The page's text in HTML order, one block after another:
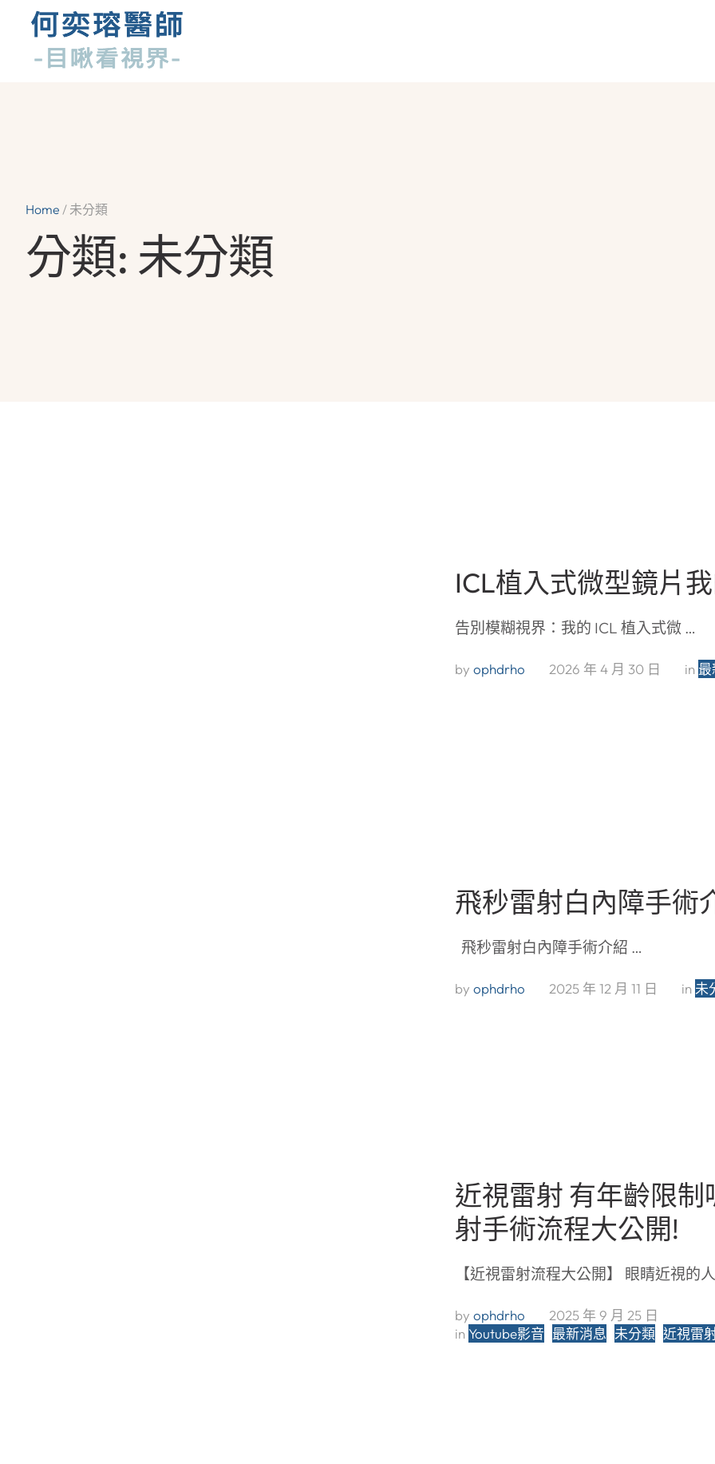
Home / 未分類
分類: 未分類
ICL植入式微型鏡片
告別模糊視界：我的 ICL 植入式微 …
by ophdrho 2026 年 4 月 30 日 in
飛秒雷射白內障手術
飛秒雷射白內障手術介紹 …
by ophdrho 2025 年 12 月 11 日 in 未
近視雷射 有年齡限制
射手術流程大公開!
【近視雷射流程大公開】 眼睛近視的
by ophdrho
2025 年 9 月 25 日
in Youtube影音 最新消息 未分類 近視雷